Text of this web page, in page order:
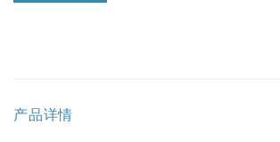
产品详情